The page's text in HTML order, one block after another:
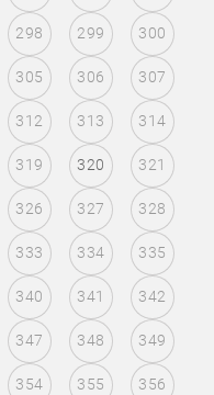
298 299 300
305 306 307
312 313 314
319 320 321
326 327 328
333 334 335
340 341 342
347 348 349
354 355 356